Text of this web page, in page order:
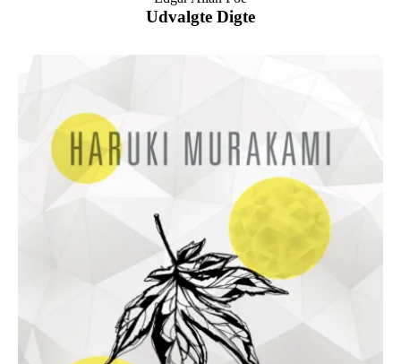
Udvalgte Digte